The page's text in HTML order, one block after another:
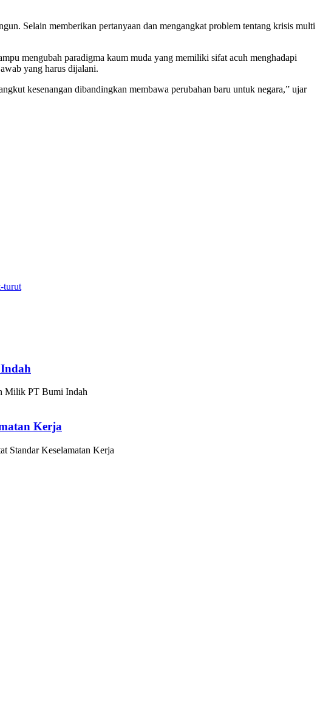
Selain memberikan pertanyaan dan mengangkat problem tentang krisis multi
mengubah paradigma kaum muda yang memiliki sifat acuh menghadapi
yang harus dijalani.
kesenangan dibandingkan membawa perubahan baru untuk negara,” ujar
turut
Milik PT Bumi Indah
Kerja
Standar Keselamatan Kerja